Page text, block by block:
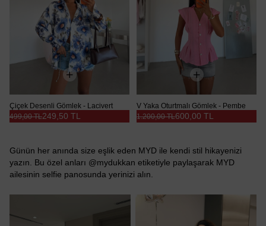
Çiçek Desenli Gömlek - Lacivert
249,50 TL
499,00 TL
V Yaka Oturtmalı Gömlek - Pembe
600,00 TL
1.200,00 TL
Günün her anında size eşlik eden MYD ile kendi stil hikayenizi
yazın. Bu özel anları @mydukkan etiketiyle paylaşarak MYD
ailesinin selfie panosunda yerinizi alın.